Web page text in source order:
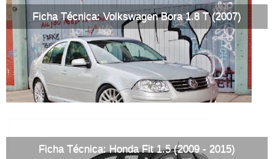
Ficha Técnica: Volkswagen Bora 1.8 T (2007)
Ficha Técnica: Honda Fit 1.5 (2009 - 2015)